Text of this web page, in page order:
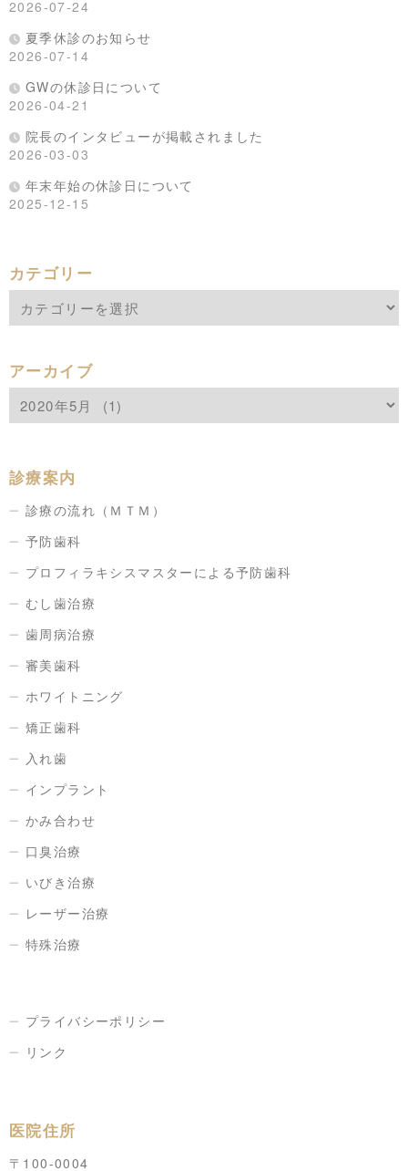
2026-07-24
夏季休診のお知らせ
2026-07-14
GWの休診日について
2026-04-21
院長のインタビューが掲載されました
2026-03-03
年末年始の休診日について
2025-12-15
カテゴリー
アーカイブ
診療案内
診療の流れ（ＭＴＭ）
予防歯科
プロフィラキシスマスターによる予防歯科
むし歯治療
歯周病治療
審美歯科
ホワイトニング
矯正歯科
入れ歯
インプラント
かみ合わせ
口臭治療
いびき治療
レーザー治療
特殊治療
プライバシーポリシー
リンク
医院住所
〒100-0004